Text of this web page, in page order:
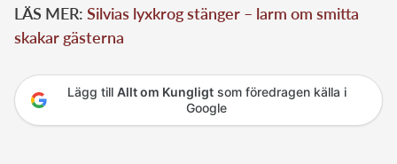
LÄS MER: Silvias lyxkrog stänger – larm om smitta
skakar gästerna
Lägg till Allt om Kungligtsom föredragen källa i
Google